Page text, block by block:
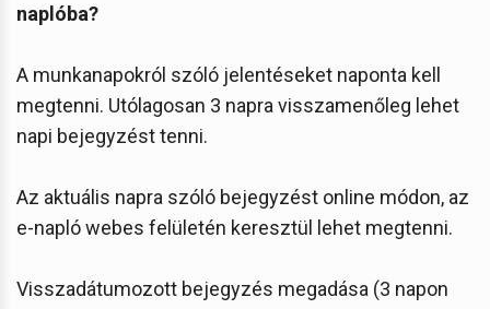
naplóba?
A munkanapokról szóló jelentéseket naponta kell
megtenni. Utólagosan 3 napra visszamenőleg lehet
napi bejegyzést tenni.
Az aktuális napra szóló bejegyzést online módon, az
e-napló webes felületén keresztül lehet megtenni.
Visszadátumozott bejegyzés megadása (3 napon